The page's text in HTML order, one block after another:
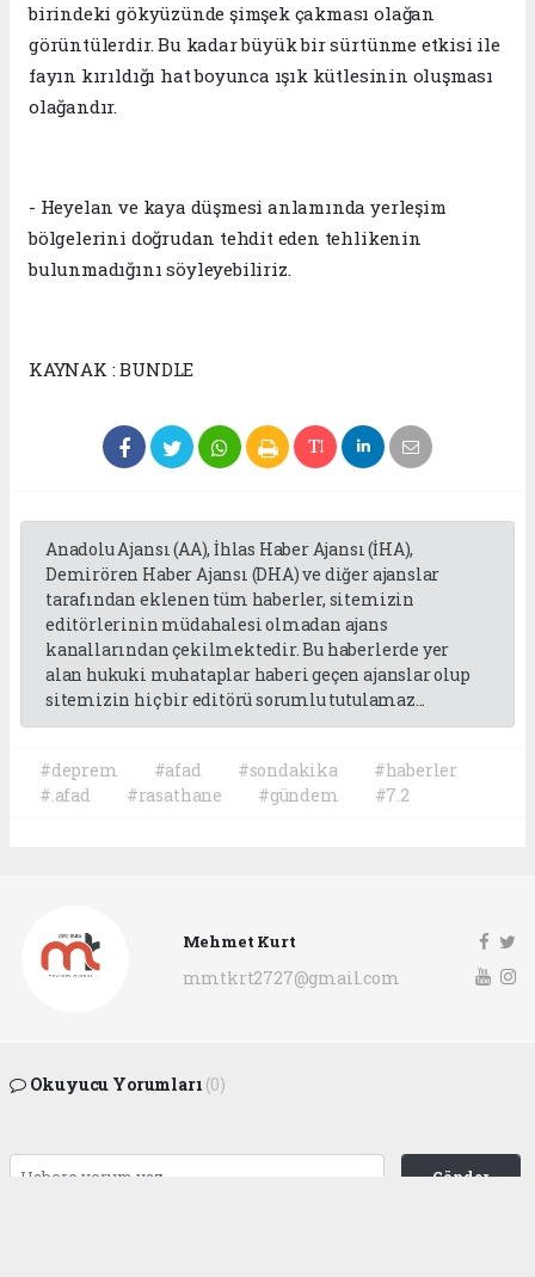
birindeki gökyüzünde şimşek çakması olağan
görüntülerdir. Bu kadar büyük bir sürtünme etkisi ile
fayın kırıldığı hat boyunca ışık kütlesinin oluşması
olağandır.
- Heyelan ve kaya düşmesi anlamında yerleşim
bölgelerini doğrudan tehdit eden tehlikenin
bulunmadığını söyleyebiliriz.
KAYNAK : BUNDLE
Anadolu Ajansı (AA), İhlas Haber Ajansı (İHA),
Demirören Haber Ajansı (DHA) ve diğer ajanslar
tarafından eklenen tüm haberler, sitemizin
editörlerinin müdahalesi olmadan ajans
kanallarından çekilmektedir. Bu haberlerde yer
alan hukuki muhataplar haberi geçen ajanslar olup
sitemizin hiç bir editörü sorumlu tutulamaz...
#deprem #afad #sondakika
#haberler
#.afad
#rasathane #gündem #7.2
Mehmet Kurt
mmtkrt2727@gmail.com
Okuyucu Yorumları (0)
Gönder